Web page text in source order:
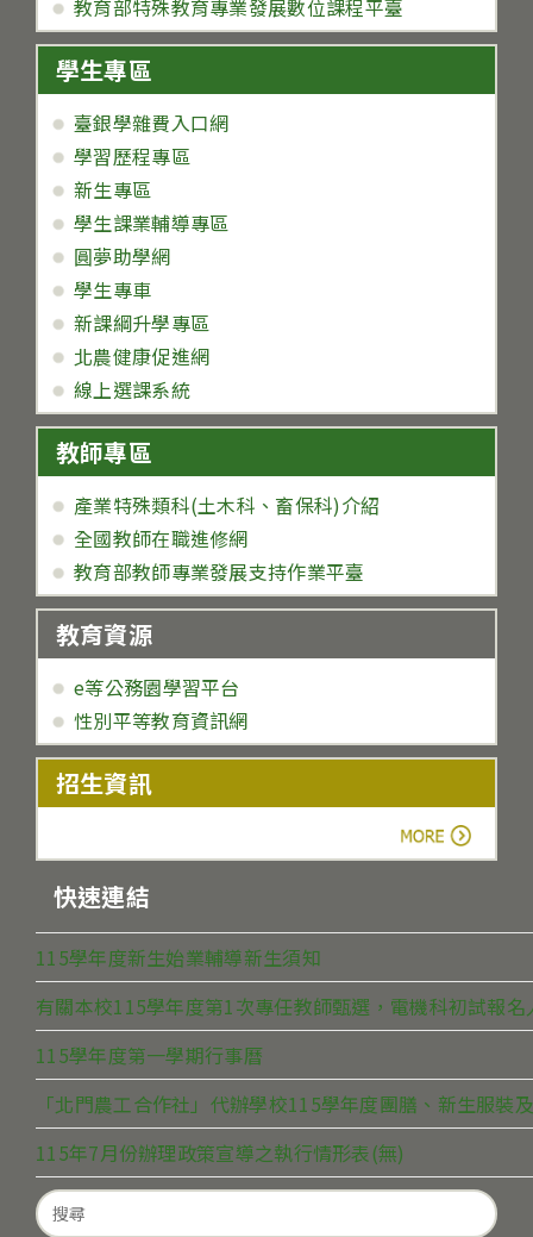
教育部特殊教育專業發展數位課程平臺
學生專區
臺銀學雜費入口網
學習歷程專區
新生專區
學生課業輔導專區
圓夢助學網
學生專車
新課綱升學專區
北農健康促進網
線上選課系統
教師專區
產業特殊類科(土木科、畜保科)介紹
全國教師在職進修網
教育部教師專業發展支持作業平臺
教育資源
e等公務園學習平台
性別平等教育資訊網
招生資訊
快速連結
115學年度新生始業輔導新生須知
有關本校115學年度第1次專任教師甄選，電機科初試報
115學年度第一學期行事曆
「北門農工合作社」代辦學校115學年度團膳、新生服裝
115年7月份辦理政策宣導之執行情形表(無)
Search